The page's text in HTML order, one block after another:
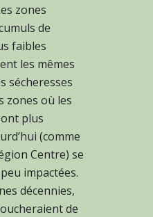
zones
de
faibles
les mêmes
sécheresses
zones où les
plus
(comme
Centre) se
impactées.
décennies,
de